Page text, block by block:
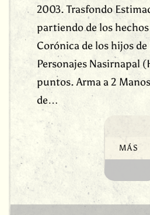
2003. Trasfondo
partiendo de los
Corónica de los hijos
Personajes Nasirnapal
puntos. Arma a 2
de…
MÁS